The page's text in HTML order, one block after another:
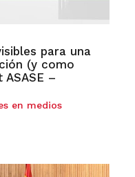
para una
(y como
–
en medios